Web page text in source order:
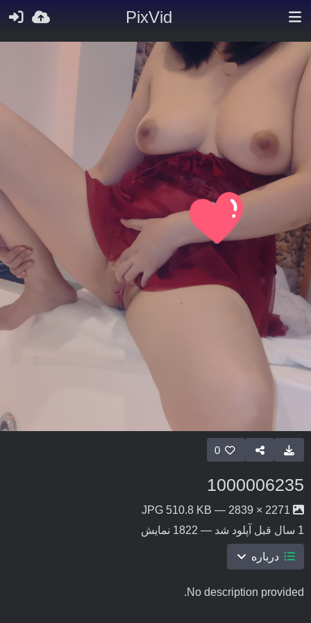
PixVid
0
1000006235
2271 × 2839 — JPG 510.8 KB
آپلود شد — 1822 نمایش
درباره
No description provided.